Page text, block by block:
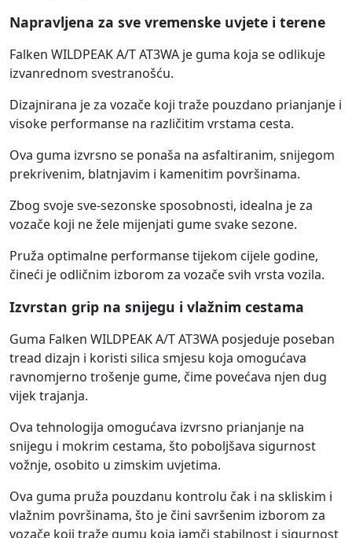
Napravljena za sve vremenske uvjete i terene
Falken WILDPEAK A/T AT3WA je guma koja se odlikuje
izvanrednom svestranošću.
Dizajnirana je za vozače koji traže pouzdano prianjanje i
visoke performanse na različitim vrstama cesta.
Ova guma izvrsno se ponaša na asfaltiranim, snijegom
prekrivenim, blatnjavim i kamenitim površinama.
Zbog svoje sve-sezonske sposobnosti, idealna je za
vozače koji ne žele mijenjati gume svake sezone.
Pruža optimalne performanse tijekom cijele godine,
čineći je odličnim izborom za vozače svih vrsta vozila.
Izvrstan grip na snijegu i vlažnim cestama
Guma Falken WILDPEAK A/T AT3WA posjeduje poseban
tread dizajn i koristi silica smjesu koja omogućava
ravnomjerno trošenje gume, čime povećava njen dug
vijek trajanja.
Ova tehnologija omogućava izvrsno prianjanje na
snijegu i mokrim cestama, što poboljšava sigurnost
vožnje, osobito u zimskim uvjetima.
Ova guma pruža pouzdanu kontrolu čak i na skliskim i
vlažnim površinama, što je čini savršenim izborom za
vozače koji traže gumu koja jamči stabilnost i sigurnost